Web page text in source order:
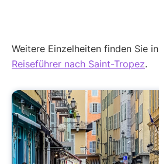
Weitere Einzelheiten finden Sie in
Reiseführer nach Saint-Tropez.